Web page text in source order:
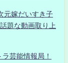
元嫁だいすき子
題な動画取り上
芸能情報局！